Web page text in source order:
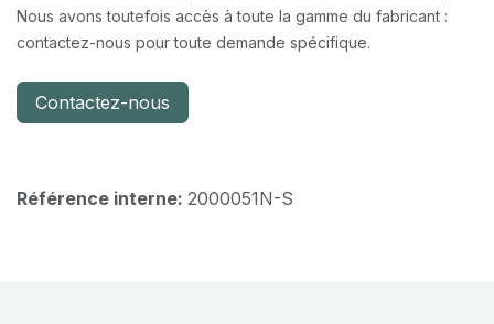
Nous avons toutefois accès à toute la gamme du fabricant :
contactez-nous pour toute demande spécifique.
Contactez-nous
Référence interne: 2000051N-S